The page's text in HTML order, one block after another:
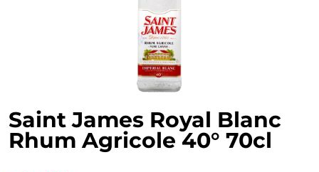
Saint James Royal Blanc
Rhum Agricole 40° 70cl